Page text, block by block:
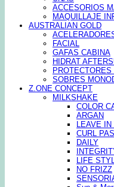
ACCESORIOS
MAQUILLAJE
AUSTRALIAN GOLD
FACIAL
GAFAS CABINA
HIDRAT
SOBRES
Z.ONE CONCEPT
MILKSHAKE
COLOR
ARGAN
LEAVE IN
CURL
DAILY
LIFE
NO FRIZZ